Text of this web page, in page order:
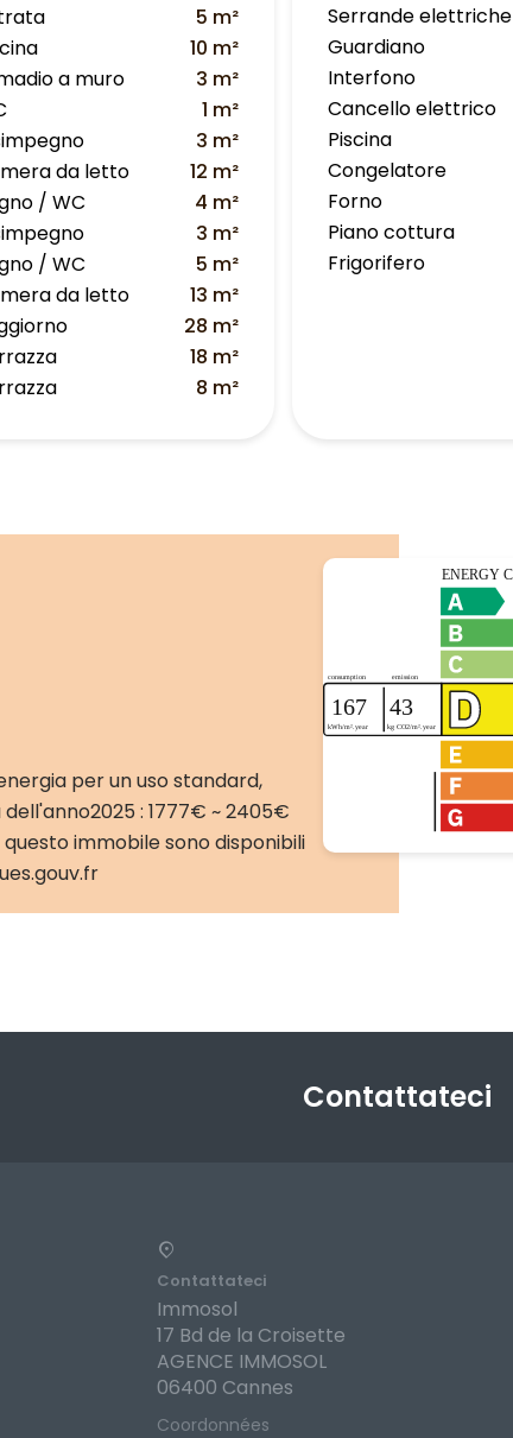
5 m²
10 m²
a muro
3 m²
1 m²
3 m²
da letto
12 m²
/ WC
4 m²
3 m²
/ WC
5 m²
da letto
13 m²
28 m²
18 m²
8 m²
Serrande elettriche
Guardiano
Interfono
Cancello elettrico
Piscina
Congelatore
Forno
Piano cottura
Frigorifero
per un uso standard,
: 1777€ ~ 2405€
immobile sono disponibili
Contattateci
Contattateci
Immosol
17 Bd de la Croisette
AGENCE IMMOSOL
06400 Cannes
Coordonnées